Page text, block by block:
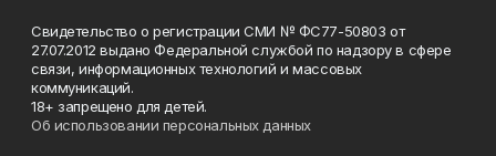
Свидетельство о регистрации СМИ № ФС77-50803 от
27.07.2012 выдано Федеральной службой по надзору в сфере
связи, информационных технологий и массовых
коммуникаций.
18+ запрещено для детей.
Об использовании персональных данных